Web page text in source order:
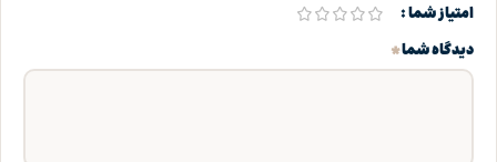
امتیاز شما
دیدگاه شما*